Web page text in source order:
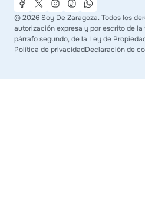
©2026 Soy De Zaragoza. Todos los
autorización expresa y por escrito de
párrafo segundo, de la Ley de
Política de privacidadDeclaración de